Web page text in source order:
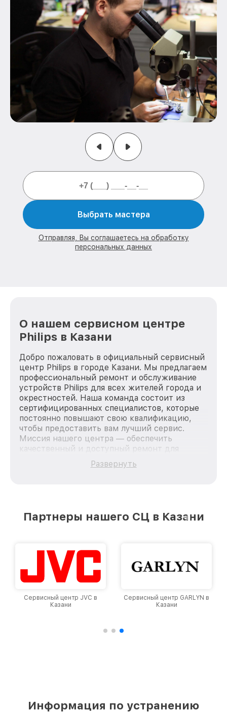
Выбрать мастера
Отправляя, Вы соглашаетесь на обработку
персональных данных
О нашем сервисном центре
Philips в Казани
Добро пожаловать в официальный сервисный
центр Philips в городе Казани. Мы предлагаем
профессиональный ремонт и обслуживание
устройств Philips для всех жителей города и
окрестностей. Наша команда состоит из
сертифицированных специалистов, которые
постоянно повышают свою квалификацию,
чтобы предоставить вам лучший сервис.
Миссия нашего центра — обеспечить
качественный и доступный ремонт для
каждого пользователя продукции Philips, вне
зависимости от сложности поломки. Мы
Казани, постоянно повышая уровень доверия
Развернуть
Партнеры нашего СЦ в Казани
Сервисный центр JVC в
Казани
Сервисный центр GARLYN в
Казани
Информация по устранению